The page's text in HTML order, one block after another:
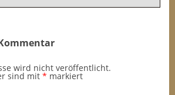
wird nicht veröffentlicht.
sind mit * markiert